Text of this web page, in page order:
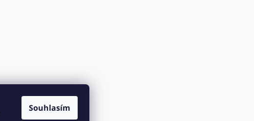
Souhlasím